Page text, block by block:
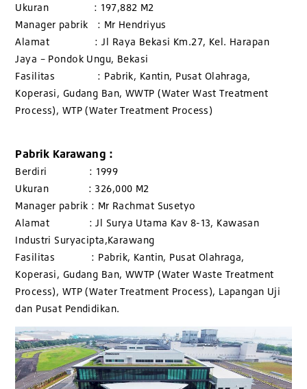
Ukuran : 197,882 M2
Manager pabrik : Mr Hendriyus
Alamat : Jl Raya Bekasi Km.27, Kel. Harapan
Jaya – Pondok Ungu, Bekasi
Fasilitas : Pabrik, Kantin, Pusat Olahraga,
Koperasi, Gudang Ban, WWTP (Water Wast Treatment
Process), WTP (Water Treatment Process)
Pabrik Karawang :
Berdiri : 1999
Ukuran : 326,000 M2
Manager pabrik : Mr Rachmat Susetyo
Alamat : Jl Surya Utama Kav 8-13, Kawasan
Industri Suryacipta,Karawang
Fasilitas : Pabrik, Kantin, Pusat Olahraga,
Koperasi, Gudang Ban, WWTP (Water Waste Treatment
Process), WTP (Water Treatment Process), Lapangan Uji
dan Pusat Pendidikan.